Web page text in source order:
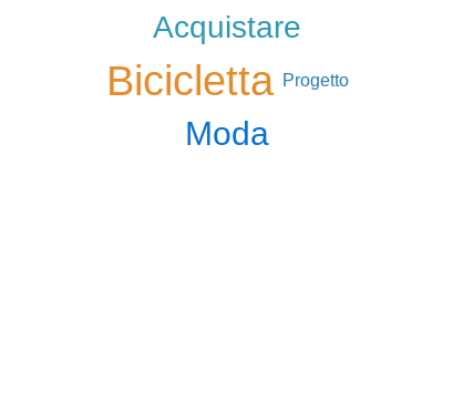
Acquistare
Bicicletta Progetto
Moda